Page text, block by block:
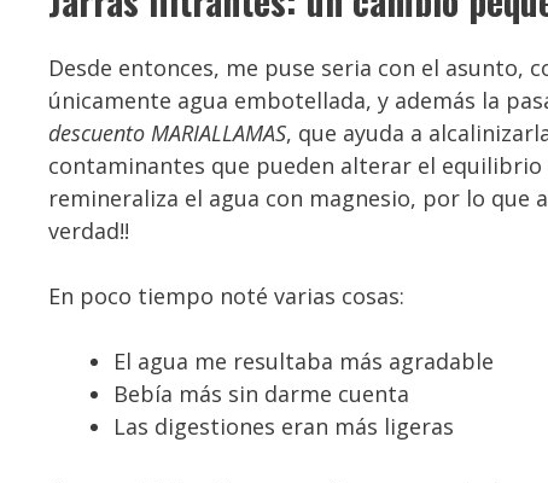
Desde entonces, me puse seria con el asunto,
únicamente agua embotellada, y además la
descuento MARIALLAMAS, que ayuda a
contaminantes que pueden alterar el
remineraliza el agua con magnesio, por lo que
verdad!!
En poco tiempo noté varias cosas:
El agua me resultaba más agradable
Bebía más sin darme cuenta
Las digestiones eran más ligeras